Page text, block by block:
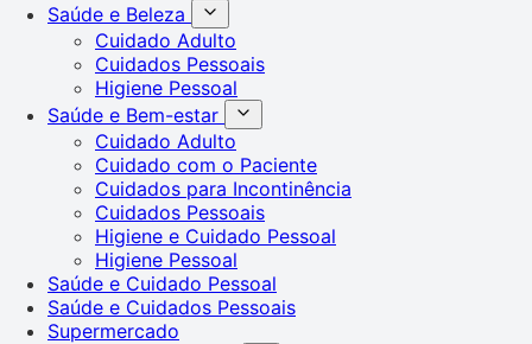
Saúde e Beleza
Cuidado Adulto
Cuidados Pessoais
Higiene Pessoal
Saúde e Bem-estar
Cuidado Adulto
Cuidado com o Paciente
Cuidados para Incontinência
Cuidados Pessoais
Higiene e Cuidado Pessoal
Higiene Pessoal
Saúde e Cuidado Pessoal
Saúde e Cuidados Pessoais
Supermercado